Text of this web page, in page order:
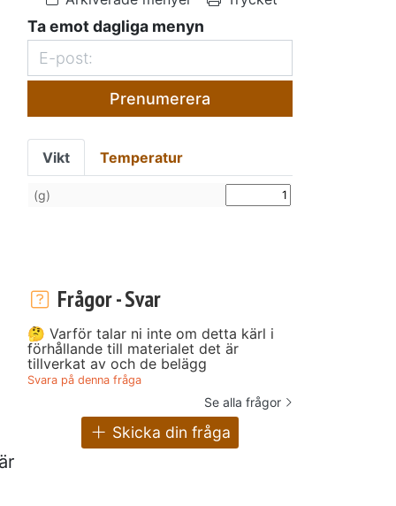
Ta emot dagliga menyn
Prenumerera
Vikt Temperatur
(g)
Frågor - Svar
🤔 Varför talar ni inte om detta kärl i
förhållande till materialet det är
tillverkat av och de belägg
Svara på denna fråga
Se alla frågor
Skicka din fråga